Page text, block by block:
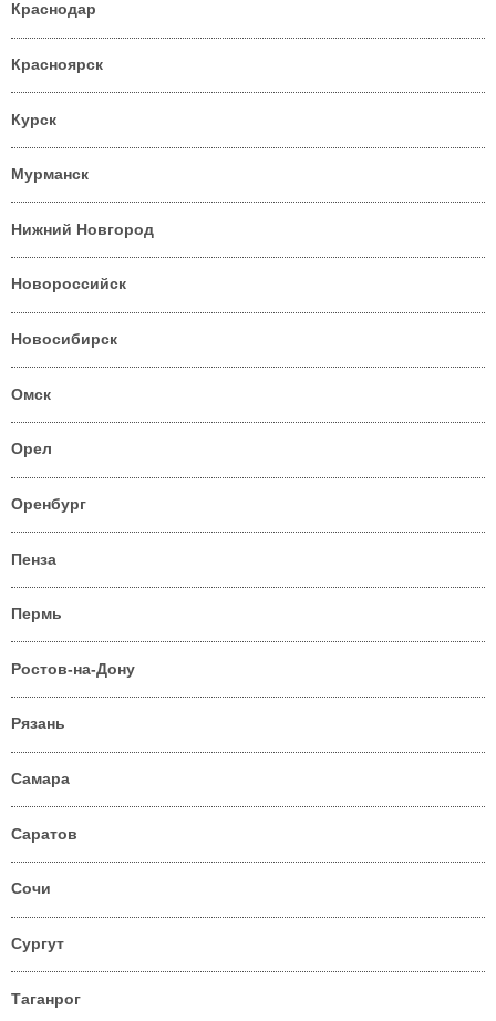
Краснодар
Красноярск
Курск
Мурманск
Нижний Новгород
Новороссийск
Новосибирск
Омск
Орел
Оренбург
Пенза
Пермь
Ростов-на-Дону
Рязань
Самара
Саратов
Сочи
Сургут
Таганрог